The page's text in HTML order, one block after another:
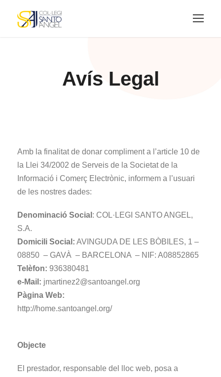
Avís Legal
Amb la finalitat de donar compliment a l’article 10 de
la Llei 34/2002 de Serveis de la Societat de la
Informació i Comerç Electrònic, informem a l’usuari
de les nostres dades:
Denominació Social : COL·LEGI SANTO ANGEL,
S.A.
Domicili Social: AVINGUDA DE LES BÒBILES, 1 –
08850 – GAVÀ – BARCELONA – NIF: A08852865
Telèfon: 936380481
e-Mail: jmartinez2@santoangel.org
Pàgina Web:
http://home.santoangel.org/
Objecte
El prestador, responsable del lloc web, posa a